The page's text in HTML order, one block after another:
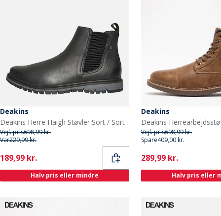
Deakins
Deakins Herre Haigh Støvler Sort / Sort
Vejl. pris698,99 kr.
Var229,99 kr.
Current
189,99 kr.
Halv pris eller mindre
Deakins
Vejl. pris698,99 kr.
Spare409,00 kr.
Current
289,99 kr.
Halv pris eller